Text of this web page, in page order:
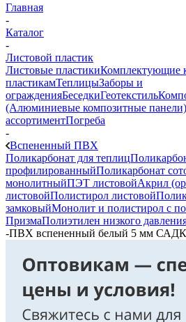
Главная
-
Каталог
-
Листовой пластик
Листовые пластикиКомплектующие
пластикамТеплицыЗаборы и
огражденияБеседкиГеотекстиль
(Алюминиевые композитные панели)
ассортиментПогреба
-
Вспененный ПВХ
Поликарбонат для теплиц
профилированныйПоликарбонат
монолитныйПЭТ листовойАкрил
листовойПолистирол листовой
замковыйМонолит и полистирол с
ПризмаПолиэтилен низкого
-ПВХ вспененный белый 5 мм